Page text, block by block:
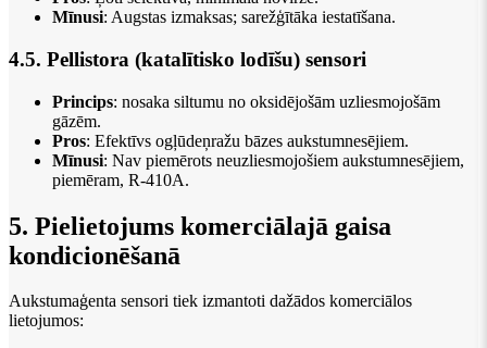
Mīnusi: Augstas izmaksas; sarežģītāka iestatīšana.
4.5. Pellistora (katalītisko lodīšu) sensori
Princips: nosaka siltumu no oksidējošām uzliesmojošām
gāzēm.
Pros: Efektīvs ogļūdeņražu bāzes aukstumnesējiem.
Mīnusi: Nav piemērots neuzliesmojošiem aukstumnesējiem,
piemēram, R-410A.
5. Pielietojums komerciālajā gaisa
kondicionēšanā
Aukstumaģenta sensori tiek izmantoti dažādos komerciālos
lietojumos: